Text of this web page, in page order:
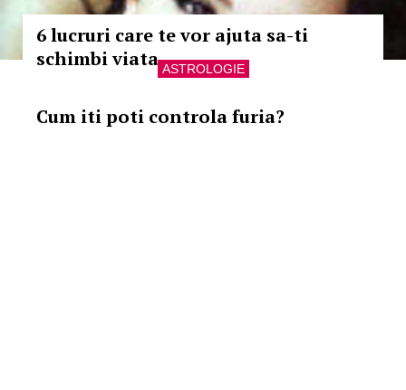
6 lucruri care te vor ajuta sa-ti
schimbi viata ASTROLOGIE
Cum iti poti controla furia?